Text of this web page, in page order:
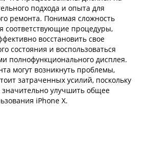
подхода и опыта для
ремонта. Понимая сложность
соответствующие процедуры,
восстановить свое
состояния и воспользоваться
полнофункционального дисплея.
могут возникнуть проблемы,
затраченных усилий, поскольку
улучшить общее
iPhone X.